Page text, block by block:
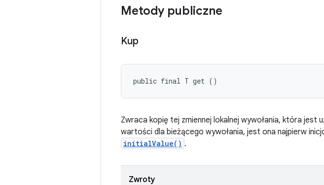
Metody publiczne
Kup
public final T get ()
Zwraca kopię tej zmiennej lokalnej wywołania, która jest
wartości dla bieżącego wywołania, jest ona najpierw
initialValue() .
Zwroty